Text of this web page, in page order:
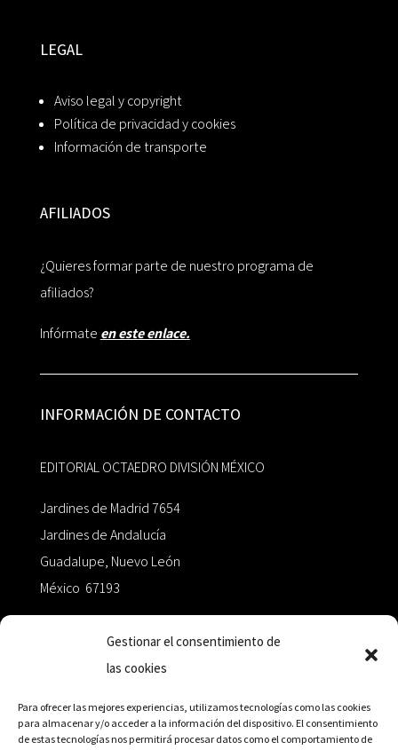
Gestionar el consentimiento de
las cookies
Para ofrecer las mejores experiencias, utilizamos tecnologías como las cookies
para almacenar y/o acceder a la información del dispositivo. El consentimiento
de estas tecnologías nos permitirá procesar datos como el comportamiento de
LEGAL
Aviso legal y copyright
Política de privacidad y cookies
Información de transporte
AFILIADOS
¿Quieres formar parte de nuestro programa de
afiliados?
Infórmate en este enlace.
INFORMACIÓN DE CONTACTO
EDITORIAL OCTAEDRO DIVISIÓN MÉXICO
Jardines de Madrid 7654
Jardines de Andalucía
Guadalupe, Nuevo León
México 67193
+52 811.499.5638
RED DE DISTRIBUCIÓN